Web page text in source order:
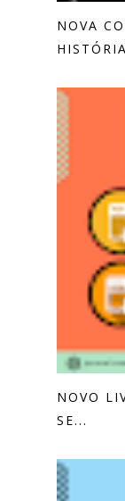
NOVA
NOVO
SE...